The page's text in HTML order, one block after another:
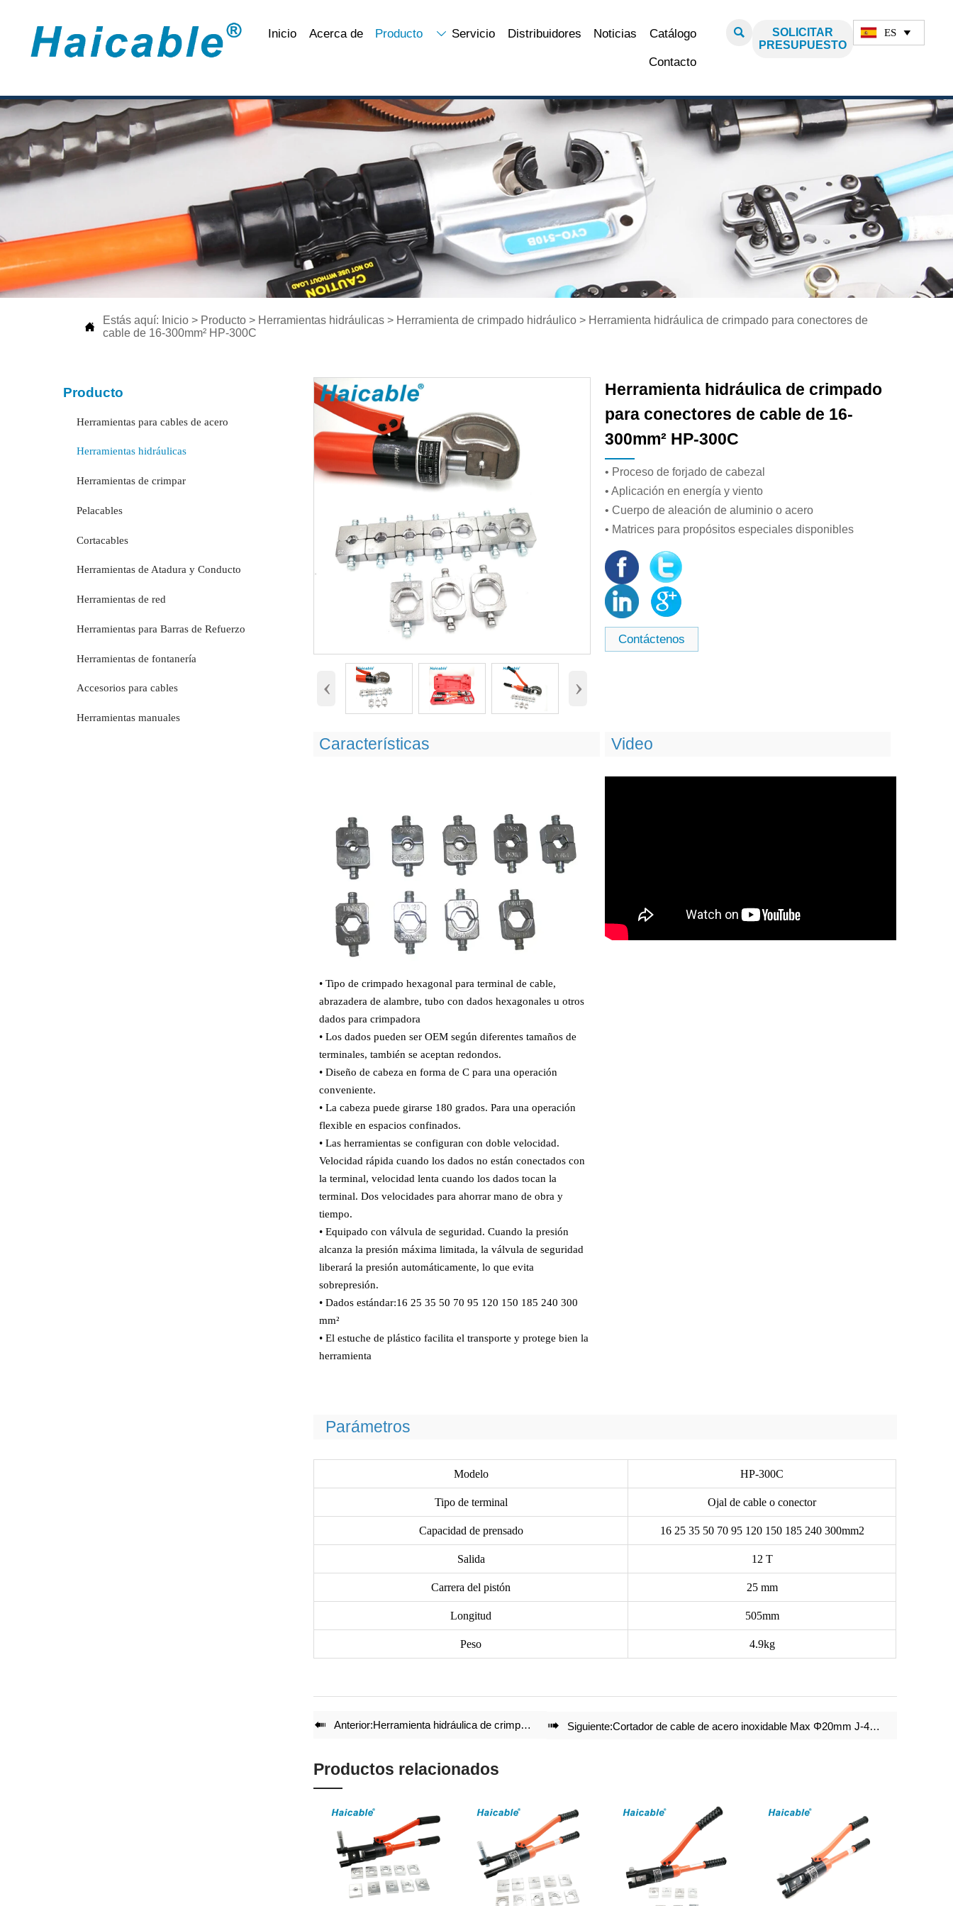
Inicio Acerca de Producto  Servicio Distribuidores Noticias Catálogo
Contacto

SOLICITAR
PRESUPUESTO
ES 

Estás aquí: Inicio > Producto > Herramientas hidráulicas > Herramienta de crimpado hidráulico > Herramienta hidráulica de crimpado para conectores de
cable de 16-300mm² HP-300C
Producto
Herramientas para cables de acero
Herramientas hidráulicas
Herramientas de crimpar
Pelacables
Cortacables
Herramientas de Atadura y Conducto
Herramientas de red
Herramientas para Barras de Refuerzo
Herramientas de fontanería
Accesorios para cables
Herramientas manuales
‹ ›
Herramienta hidráulica de crimpado
para conectores de cable de 16-
300mm² HP-300C
• Proceso de forjado de cabezal
• Aplicación en energía y viento
• Cuerpo de aleación de aluminio o acero
• Matrices para propósitos especiales disponibles
Contáctenos
Características
• Tipo de crimpado hexagonal para terminal de cable,
abrazadera de alambre, tubo con dados hexagonales u otros
dados para crimpadora
• Los dados pueden ser OEM según diferentes tamaños de
terminales, también se aceptan redondos.
• Diseño de cabeza en forma de C para una operación
conveniente.
• La cabeza puede girarse 180 grados. Para una operación
flexible en espacios confinados.
• Las herramientas se configuran con doble velocidad.
Velocidad rápida cuando los dados no están conectados con
la terminal, velocidad lenta cuando los dados tocan la
terminal. Dos velocidades para ahorrar mano de obra y
tiempo.
• Equipado con válvula de seguridad. Cuando la presión
alcanza la presión máxima limitada, la válvula de seguridad
liberará la presión automáticamente, lo que evita
sobrepresión.
• Dados estándar:16 25 35 50 70 95 120 150 185 240 300
mm²
• El estuche de plástico facilita el transporte y protege bien la
herramienta
Video
Parámetros
Modelo HP-300C
Tipo de terminal Ojal de cable o conector
Capacidad de prensado 16 25 35 50 70 95 120 150 185 240 300mm2
Salida 12 T
Carrera del pistón 25 mm
Longitud 505mm
Peso 4.9kg
 Anterior:Herramienta hidráulica de crimpado para conectores de cable de 16-240mm² HP-240C  Siguiente:Cortador de cable de acero inoxidable Max Φ20mm J-40W
Productos relacionados